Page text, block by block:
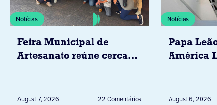
Notícias
Feira Municipal de
Artesanato reúne cerca
August 7, 2026 22 Comentários
Notícias
Papa
América
Peru
August 6, 2026